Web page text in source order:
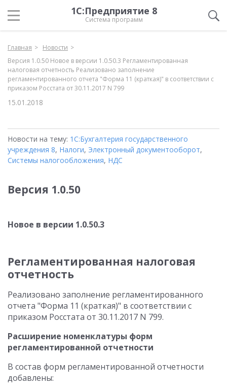
1С:Предприятие 8
Система программ
Главная
Новости
Версия 1.0.50 Новое в версии 1.0.50.3 Регламентированная
налоговая отчетность Реализовано заполнение
регламентированного отчета "Форма 11 (краткая)" в соответствии с
приказом Росстата от 30.11.2017 N 799
15.01.2018
Новости на тему: 1С:Бухгалтерия государственного
учреждения 8, Налоги, Электронный документооборот,
Системы налогообложения, НДС
Версия 1.0.50
Новое в версии 1.0.50.3
Регламентированная налоговая
отчетность
Реализовано заполнение регламентированного
отчета "Форма 11 (краткая)" в соответствии с
приказом Росстата от 30.11.2017 N 799.
Расширение номенклатуры форм
регламентированной отчетности
В состав форм регламентированной отчетности
добавлены: